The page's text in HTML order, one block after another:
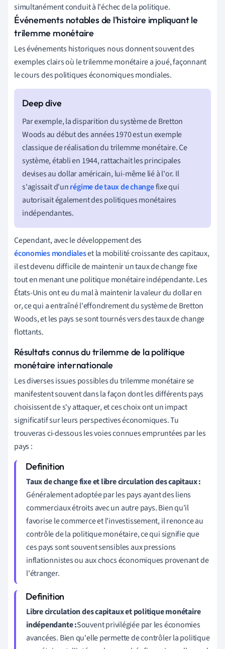
simultanément conduit à l'échec de la politique.
Événements notables de l'histoire impliquant le
trilemme monétaire
Les événements historiques nous donnent souvent des
exemples clairs où le trilemme monétaire a joué, façonnant
le cours des politiques économiques mondiales.
Par exemple, la disparition du système de Bretton
Woods au début des années 1970 est un exemple
classique de réalisation du trilemme monétaire. Ce
système, établi en 1944, rattachait les principales
devises au dollar américain, lui-même lié à l'or. Il
s'agissait d'unrégime de taux de changefixe qui
autorisait également des politiques monétaires
indépendantes.
Cependant, avec le développement des
économies mondialeset la mobilité croissante des capitaux,
il est devenu difficile de maintenir un taux de change fixe
tout en menant une politique monétaire indépendante. Les
États-Unis ont eu du mal à maintenir la valeur du dollar en
or, ce qui a entraîné l'effondrement du système de Bretton
Woods, et les pays se sont tournés vers des taux de change
flottants.
Résultats connus du trilemme de la politique
monétaire internationale
Les diverses issues possibles du trilemme monétaire se
manifestent souvent dans la façon dont les différents pays
choisissent de s'y attaquer, et ces choix ont un impact
significatif sur leurs perspectives économiques. Tu
trouveras ci-dessous les voies connues empruntées par les
pays :
Taux de change fixe et libre circulation des capitaux :
Généralement adoptée par les pays ayant des liens
commerciaux étroits avec un autre pays. Bien qu'il
favorise le commerce et l'investissement, il renonce au
contrôle de la politique monétaire, ce qui signifie que
ces pays sont souvent sensibles aux pressions
inflationnistes ou aux chocs économiques provenant de
l'étranger.
Libre circulation des capitaux et politique monétaire
indépendante :Souvent privilégiée par les économies
avancées. Bien qu'elle permette de contrôler la politique